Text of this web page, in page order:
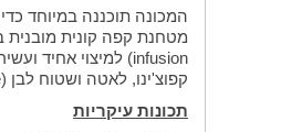
קפוצ'ינו, לאטה ושטוח לבן (Flat White).
תכונות עיקריות